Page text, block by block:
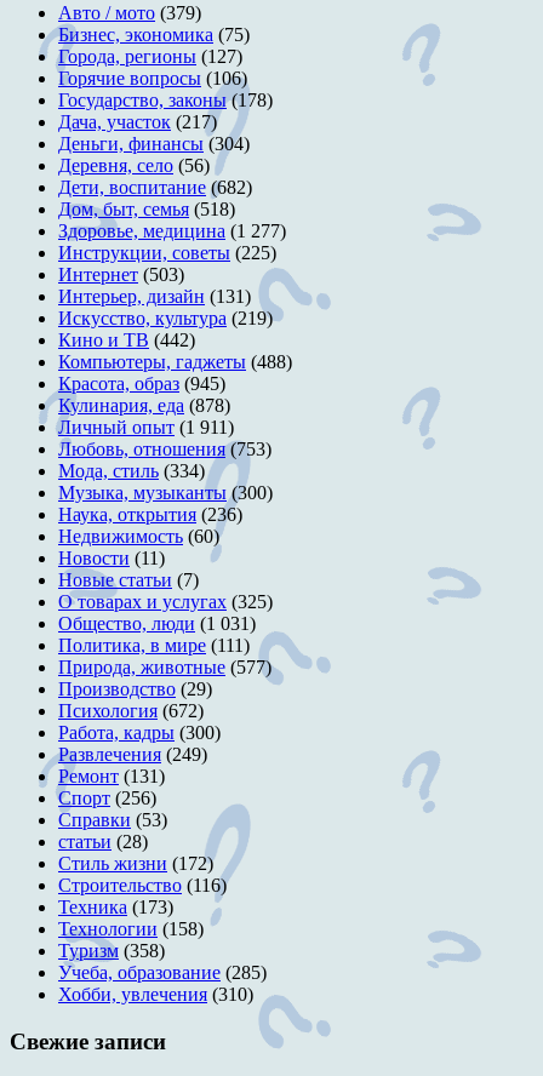
Авто / мото (379)
Бизнес, экономика (75)
Города, регионы (127)
Горячие вопросы (106)
Государство, законы(178)
Дача, участок (217)
Деньги, финансы (304)
Деревня, село (56)
Дети, воспитание (682)
Дом, быт, семья (518)
Здоровье, медицина (1 277)
Инструкции, советы (225)
Интернет (503)
Интерьер, дизайн (131)
Искусство, культура (219)
Кино и ТВ (442)
Компьютеры, гаджеты (488)
Красота, образ (945)
Кулинария, еда (878)
Личный опыт (1 911)
Любовь, отношения(753)
Мода, стиль (334)
Музыка, музыканты(300)
Наука, открытия (236)
Недвижимость (60)
Новости (11)
Новые статьи (7)
О товарах и услугах (325)
Общество, люди (1 031)
Политика, в мире (111)
Природа, животные (577)
Производство (29)
Психология (672)
Работа, кадры (300)
Развлечения (249)
Ремонт (131)
Спорт (256)
Справки (53)
статьи (28)
Стиль жизни (172)
Строительство (116)
Техника (173)
Технологии (158)
Туризм (358)
Учеба, образование (285)
Хобби, увлечения (310)
Свежие записи